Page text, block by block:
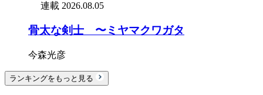
連載 2026.08.05
骨太な剣士 〜ミヤマクワガタ
今森光彦
ランキングをもっと見る